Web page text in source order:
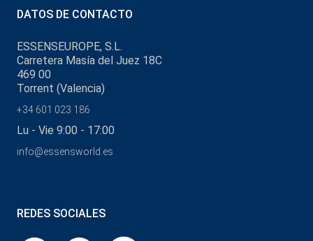
DATOS DE CONTACTO
ESSENSEUROPE, S.L.
Carretera Masía del Juez 18C
469 00
Torrent (Valencia)
+34 601 023 186
Lu - Vie 9:00 - 17:00
info@essensworld.es
REDES SOCIALES